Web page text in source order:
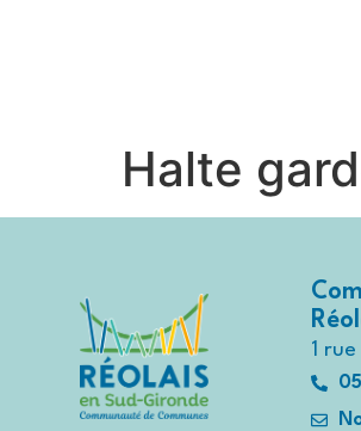
Halte
1